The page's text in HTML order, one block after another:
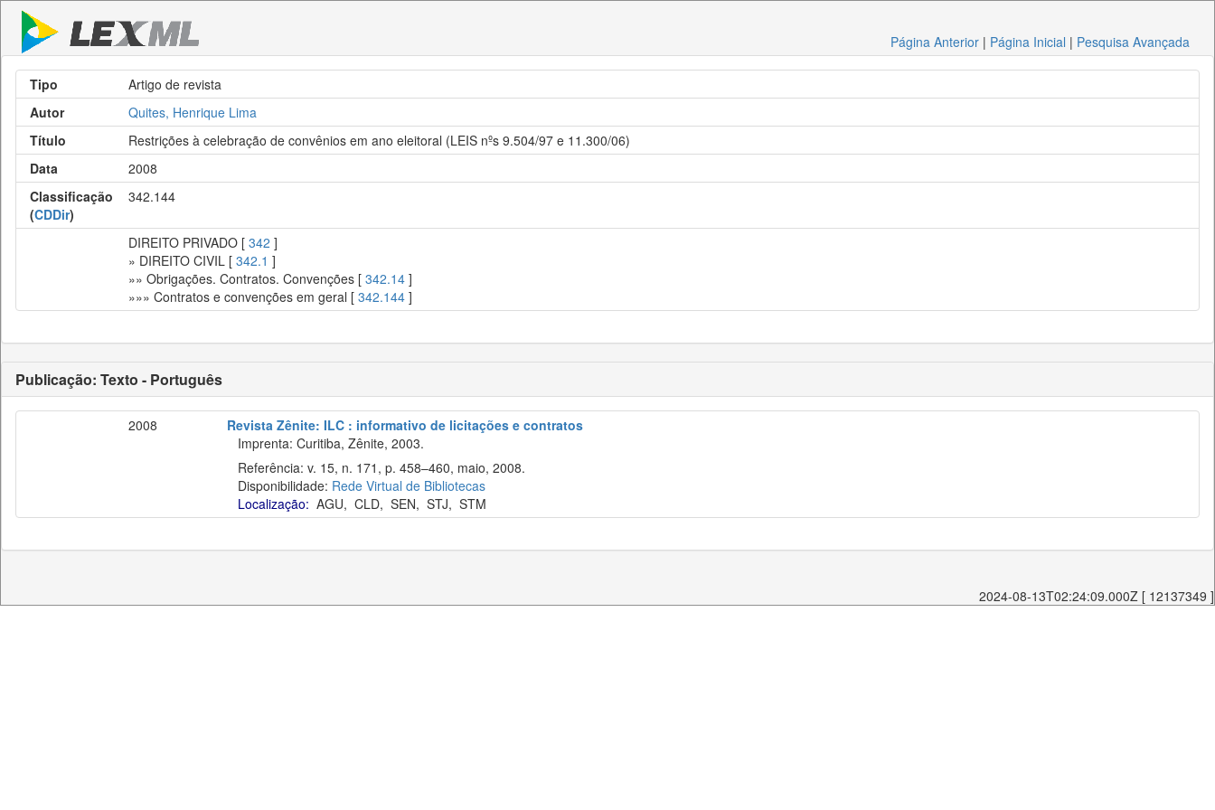
Página Anterior | Página Inicial | Pesquisa Avançada
Tipo
Artigo de revista
Autor
Quites, Henrique Lima
Título
Restrições à celebração de convênios em ano eleitoral (LEIS nºs 9.504/97 e 11.300/06)
Data
2008
Classificação
(CDDir)
342.144
DIREITO PRIVADO [ 342 ]
» DIREITO CIVIL [ 342.1 ]
»» Obrigações. Contratos. Convenções [ 342.14 ]
»»» Contratos e convenções em geral [ 342.144 ]
Publicação: Texto - Português
2008
Revista Zênite: ILC : informativo de licitações e contratos
Imprenta: Curitiba, Zênite, 2003.
Referência: v. 15, n. 171, p. 458–460, maio, 2008.
Disponibilidade: Rede Virtual de Bibliotecas
Localização: AGU, CLD, SEN, STJ, STM
2024-08-13T02:24:09.000Z [ 12137349 ]